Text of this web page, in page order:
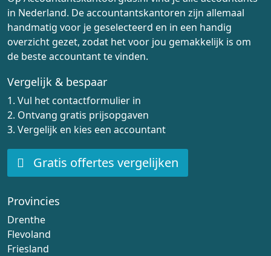
in Nederland. De accountantskantoren zijn allemaal
handmatig voor je geselecteerd en in een handig
overzicht gezet, zodat het voor jou gemakkelijk is om
de beste accountant te vinden.
Vergelijk & bespaar
1. Vul het contactformulier in
2. Ontvang gratis prijsopgaven
3. Vergelijk en kies een accountant
Gratis offertes vergelijken
Provincies
Drenthe
Flevoland
Friesland